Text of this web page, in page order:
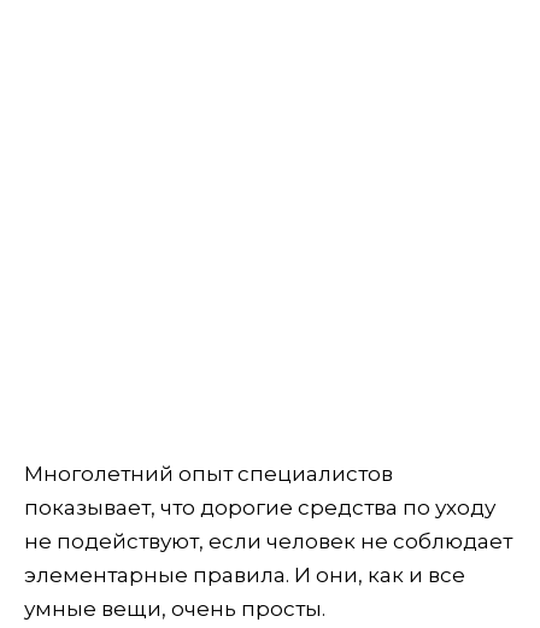
Многолетний опыт специалистов
показывает, что дорогие средства по уходу
не подействуют, если человек не соблюдает
элементарные правила. И они, как и все
умные вещи, очень просты.